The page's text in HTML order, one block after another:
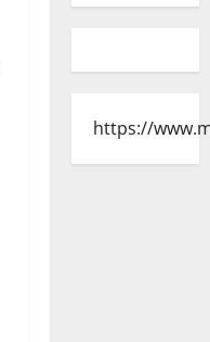
https://